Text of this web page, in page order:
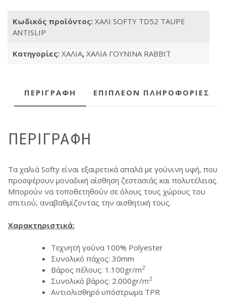
ANTISLIP
ποσότητα
Κωδικός προϊόντος: ΧΑΛΙ SOFTY TD52 TAUPE
ANTISLIP
Κατηγορίες: ΧΑΛΙΑ, ΧΑΛΙΑ ΓΟΥΝΙΝΑ RABBIT
ΠΕΡΙΓΡΑΦΉ ΕΠΙΠΛΈΟΝ ΠΛΗΡΟΦΟΡΊΕΣ
ΠΕΡΙΓΡΑΦΉ
Τα χαλιά Softy είναι εξαιρετικά απαλά με γούνινη υφή, που
προσφέρουν μοναδική αίσθηση ζεστασιάς και πολυτέλειας.
Μπορούν να τοποθετηθούν σε όλους τους χώρους του
σπιτιού, αναβαθμίζοντας την αισθητική τους.
Χαρακτηριστικά:
Τεχνητή γούνα 100% Polyester
Συνολικό πάχος: 30mm
Βάρος πέλους: 1.100gr/m2
Συνολικό βάρος: 2.000gr/m2
Αντιολισθηρό υπόστρωμα TPR